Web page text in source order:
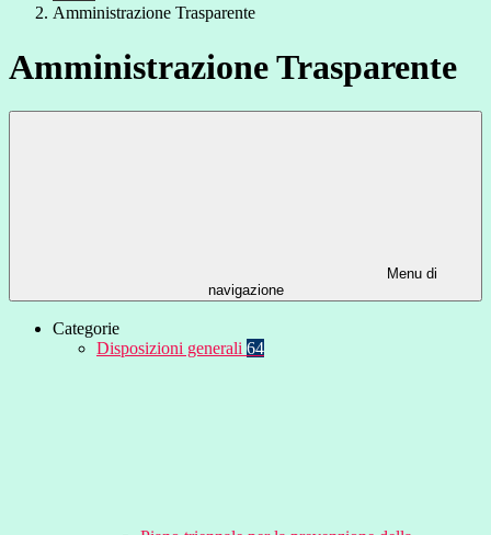
Amministrazione Trasparente
Amministrazione Trasparente
Menu di
navigazione
Categorie
Disposizioni generali 64